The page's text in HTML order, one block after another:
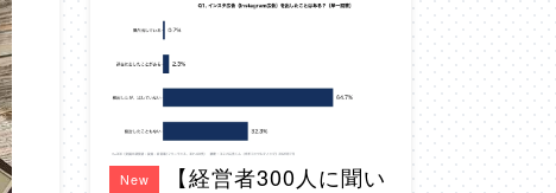
New
【経営者300人に聞い